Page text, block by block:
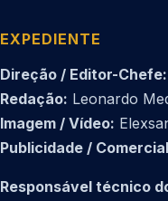
EXPEDIENTE
Direção / Editor-Chefe:
Redação: Leonardo
Imagem / Vídeo:
Publicidade /
Responsável técnico